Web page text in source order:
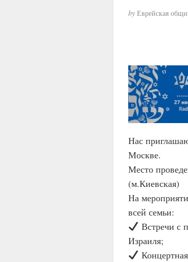
byЕврейская
Нас
Москве.
Место
(м.Киевская)
На
всей семьи:
Встречи с
Израиля;